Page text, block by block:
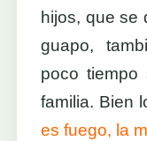
hijos, que se
guapo,
poco
familia. Bien
es fuego, la